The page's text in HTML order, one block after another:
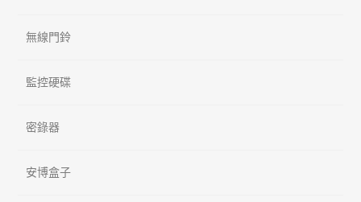
無線門鈴
監控硬碟
密錄器
安博盒子